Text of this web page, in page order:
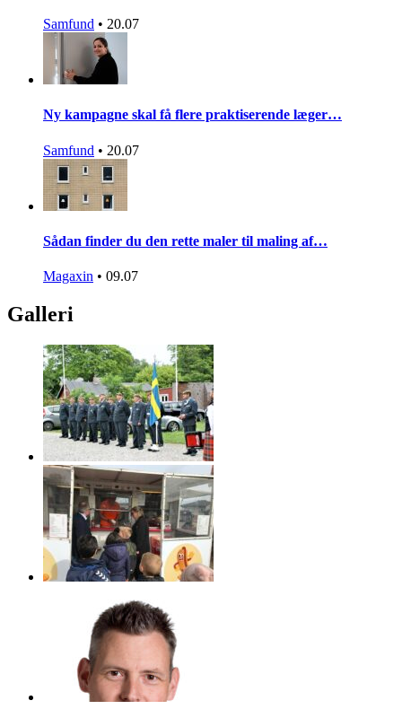
Samfund • 20.07
Ny kampagne skal få flere praktiserende læger…
Samfund • 20.07
Sådan finder du den rette maler til maling af…
Magaxin • 09.07
Galleri